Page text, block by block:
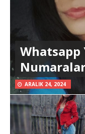
Whatsapp
ARALIK 24, 2024